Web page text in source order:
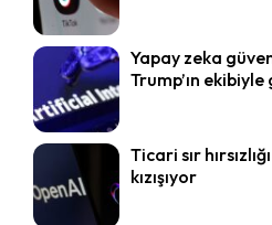
Yapay zeka
Trump’ın
Ticari sır
kızışıyor